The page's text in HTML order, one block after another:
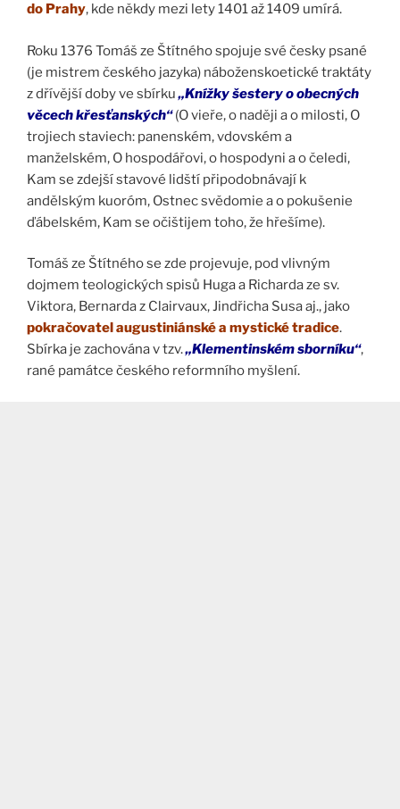
do Prahy, kde někdy mezi lety 1401 až 1409 umírá.
Roku 1376 Tomáš ze Štítného spojuje své česky psané
(je mistrem českého jazyka) náboženskoetické traktáty
z dřívější doby ve sbírku„Knížky šestery o obecných
věcech křesťanských“(O vieře, o naději a o milosti, O
trojiech staviech: panenském, vdovském a
manželském, O hospodářovi, o hospodyni a o čeledi,
Kam se zdejší stavové lidští připodobnávají k
andělským kuoróm, Ostnec svědomie a o pokušenie
ďábelském, Kam se očištijem toho, že hřešíme).
Tomáš ze Štítného se zde projevuje, pod vlivným
dojmem teologických spisů Huga a Richarda ze sv.
Viktora, Bernarda z Clairvaux, Jindřicha Susa aj., jako
pokračovatel augustiniánské a mystické tradice.
Sbírka je zachována v tzv.„Klementinském sborníku“,
rané památce českého reformního myšlení.